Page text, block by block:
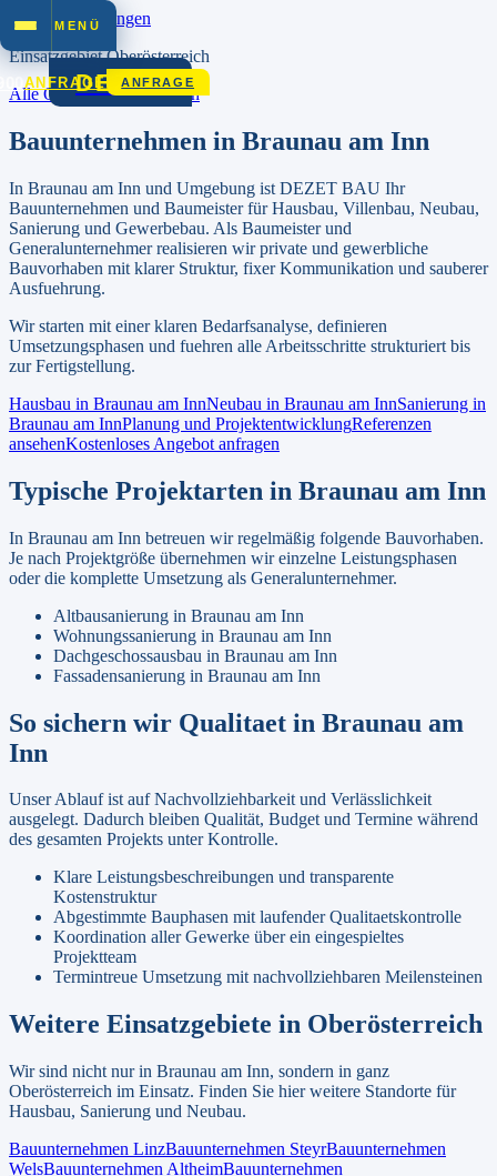
Zum Inhalt springen
MENÜ
DEZET
ANFRAGE ANFRAGE
EinsatzgebietOberösterreich
Alle Orte inOberösterreich
Bauunternehmen in Braunau am Inn
In Braunau am Inn und Umgebung ist DEZET BAU Ihr
Bauunternehmen und Baumeister für Hausbau, Villenbau, Neubau,
Sanierung und Gewerbebau. Als Baumeister und
Generalunternehmer realisieren wir private und gewerbliche
Bauvorhaben mit klarer Struktur, fixer Kommunikation und sauberer
Ausfuehrung.
Wir starten mit einer klaren Bedarfsanalyse, definieren
Umsetzungsphasen und fuehren alle Arbeitsschritte strukturiert bis
zur Fertigstellung.
Hausbau in Braunau am InnNeubau in Braunau am InnSanierung in
Braunau am InnPlanung und ProjektentwicklungReferenzen
ansehenKostenloses Angebot anfragen
Typische Projektarten in Braunau am Inn
In Braunau am Inn betreuen wir regelmäßig folgende Bauvorhaben.
Je nach Projektgröße übernehmen wir einzelne Leistungsphasen
oder die komplette Umsetzung als Generalunternehmer.
Altbausanierung in Braunau am Inn
Wohnungssanierung in Braunau am Inn
Dachgeschossausbau in Braunau am Inn
Fassadensanierung in Braunau am Inn
So sichern wir Qualitaet in Braunau am
Inn
Unser Ablauf ist auf Nachvollziehbarkeit und Verlässlichkeit
ausgelegt. Dadurch bleiben Qualität, Budget und Termine während
des gesamten Projekts unter Kontrolle.
Klare Leistungsbeschreibungen und transparente
Kostenstruktur
Abgestimmte Bauphasen mit laufender Qualitaetskontrolle
Koordination aller Gewerke über ein eingespieltes
Projektteam
Termintreue Umsetzung mit nachvollziehbaren Meilensteinen
Weitere Einsatzgebiete in Oberösterreich
Wir sind nicht nur in Braunau am Inn, sondern in ganz
Oberösterreich im Einsatz. Finden Sie hier weitere Standorte für
Hausbau, Sanierung und Neubau.
Bauunternehmen LinzBauunternehmen SteyrBauunternehmen
WelsBauunternehmen AltheimBauunternehmen